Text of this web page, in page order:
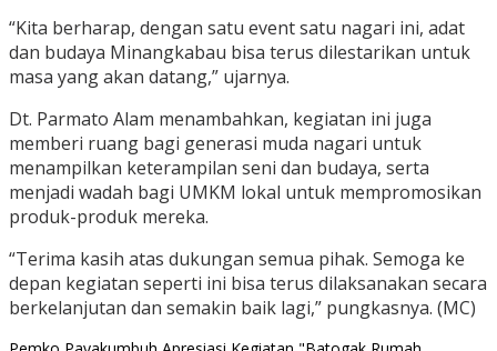
“Kita berharap, dengan satu event satu nagari ini, adat
dan budaya Minangkabau bisa terus dilestarikan untuk
masa yang akan datang,” ujarnya.
Dt. Parmato Alam menambahkan, kegiatan ini juga
memberi ruang bagi generasi muda nagari untuk
menampilkan keterampilan seni dan budaya, serta
menjadi wadah bagi UMKM lokal untuk mempromosikan
produk-produk mereka.
“Terima kasih atas dukungan semua pihak. Semoga ke
depan kegiatan seperti ini bisa terus dilaksanakan secara
berkelanjutan dan semakin baik lagi,” pungkasnya. (MC)